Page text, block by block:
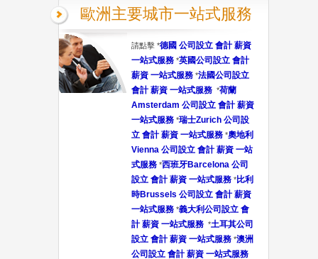
歐洲主要城市一站式服務
請點擊 *德國 公司設立 會計 薪資
一站式服務*英國公司設立 會計
薪資 一站式服務 *法國公司設立
會計 薪資 一站式服務 *荷蘭
Amsterdam 公司設立 會計 薪資
一站式服務 *瑞士Zurich 公司設
立 會計 薪資 一站式服務 *奧地利
Vienna 公司設立 會計 薪資 一站
式服務 *西班牙Barcelona 公司
設立 會計 薪資 一站式服務 *比利
時Brussels 公司設立 會計 薪資
一站式服務 *義大利公司設立 會
計 薪資 一站式服務 *土耳其公司
設立 會計 薪資 一站式服務 *澳洲
公司設立 會計 薪資 一站式服務